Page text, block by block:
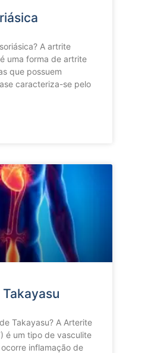
A artrite
uma forma de artrite
que possuem
caracteriza-se pelo
Takayasu? A Arterite
é um tipo de vasculite
inflamação de